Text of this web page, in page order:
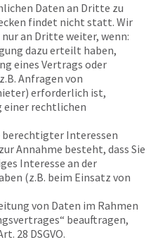
Daten an Dritte zu
findet nicht statt. Wir
an Dritte weiter, wenn:
dazu erteilt haben,
eines Vertrags oder
Anfragen von
erforderlich ist,
einer rechtlichen
berechtigter Interessen
Annahme besteht, dass Sie
Interesse an der
(z.B. beim Einsatz von
von Daten im Rahmen
beauftragen,
28 DSGVO.